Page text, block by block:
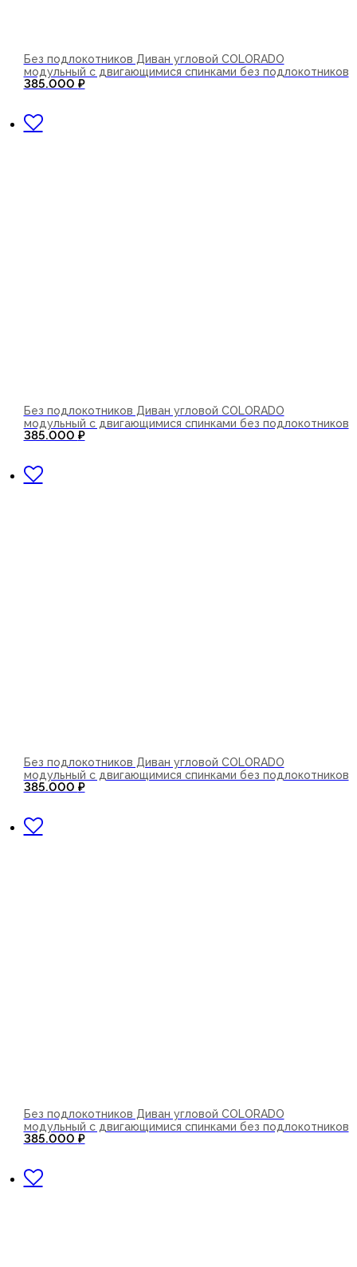
Без подлокотников Диван угловой COLORADO
модульный с двигающимися спинками без подлокотников
385.000 ₽
Без подлокотников Диван угловой COLORADO
модульный с двигающимися спинками без подлокотников
385.000 ₽
Без подлокотников Диван угловой COLORADO
модульный с двигающимися спинками без подлокотников
385.000 ₽
Без подлокотников Диван угловой COLORADO
модульный с двигающимися спинками без подлокотников
385.000 ₽